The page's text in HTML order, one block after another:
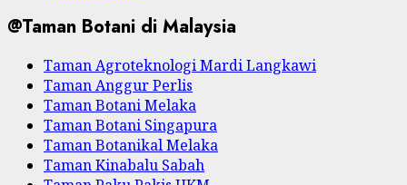
@Taman Botani di Malaysia
Taman Agroteknologi Mardi Langkawi
Taman Anggur Perlis
Taman Botani Melaka
Taman Botani Singapura
Taman Botanikal Melaka
Taman Kinabalu Sabah